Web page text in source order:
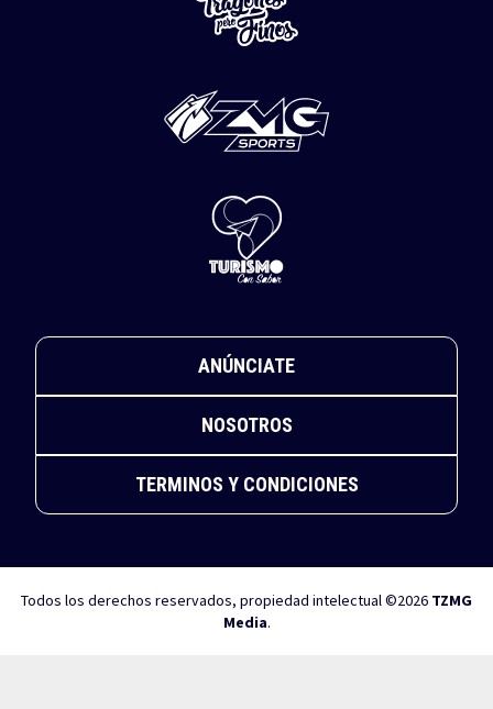
ANÚNCIATE
NOSOTROS
TERMINOS Y CONDICIONES
Todos los derechos reservados, propiedad intelectual ©2026 TZMG
Media.